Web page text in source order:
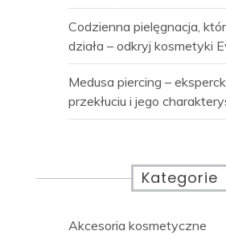
Codzienna pielęgnacja,
działa – odkryj kosmetyki
Medusa piercing –
przekłuciu i jego
Kategorie
Akcesoria kosmetyczne